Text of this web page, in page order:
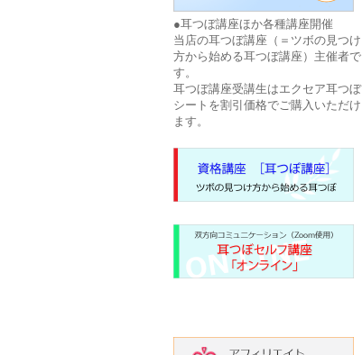
●耳つぼ講座ほか各種講座開催
当店の耳つぼ講座（＝ツボの見つけ
方から始める耳つぼ講座）主催者で
す。
耳つぼ講座受講生はエクセア耳つぼ
シートを割引価格でご購入いただけ
ます。